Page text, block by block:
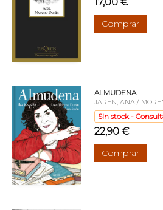
Comprar
ALMUDENA
JAREN, ANA /
Sin stock -
22,90 €
Comprar